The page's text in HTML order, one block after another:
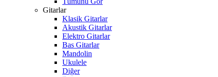
Gitarlar
Klasik Gitarlar
Akustik Gitarlar
Elektro Gitarlar
Bas Gitarlar
Mandolin
Ukulele
Diğer